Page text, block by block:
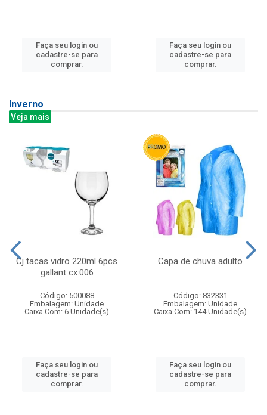
Faça seu login ou
cadastre-se para
comprar.
Faça seu login ou
cadastre-se para
comprar.
Inverno
Veja mais
Cj tacas vidro 220ml 6pcs
gallant cx:006
Código: 500088
Embalagem: Unidade
Caixa Com: 6 Unidade(s)
Faça seu login ou
cadastre-se para
comprar.
Capa de chuva adulto
Código: 832331
Embalagem: Unidade
Caixa Com: 144 Unidade(s)
Faça seu login ou
cadastre-se para
comprar.